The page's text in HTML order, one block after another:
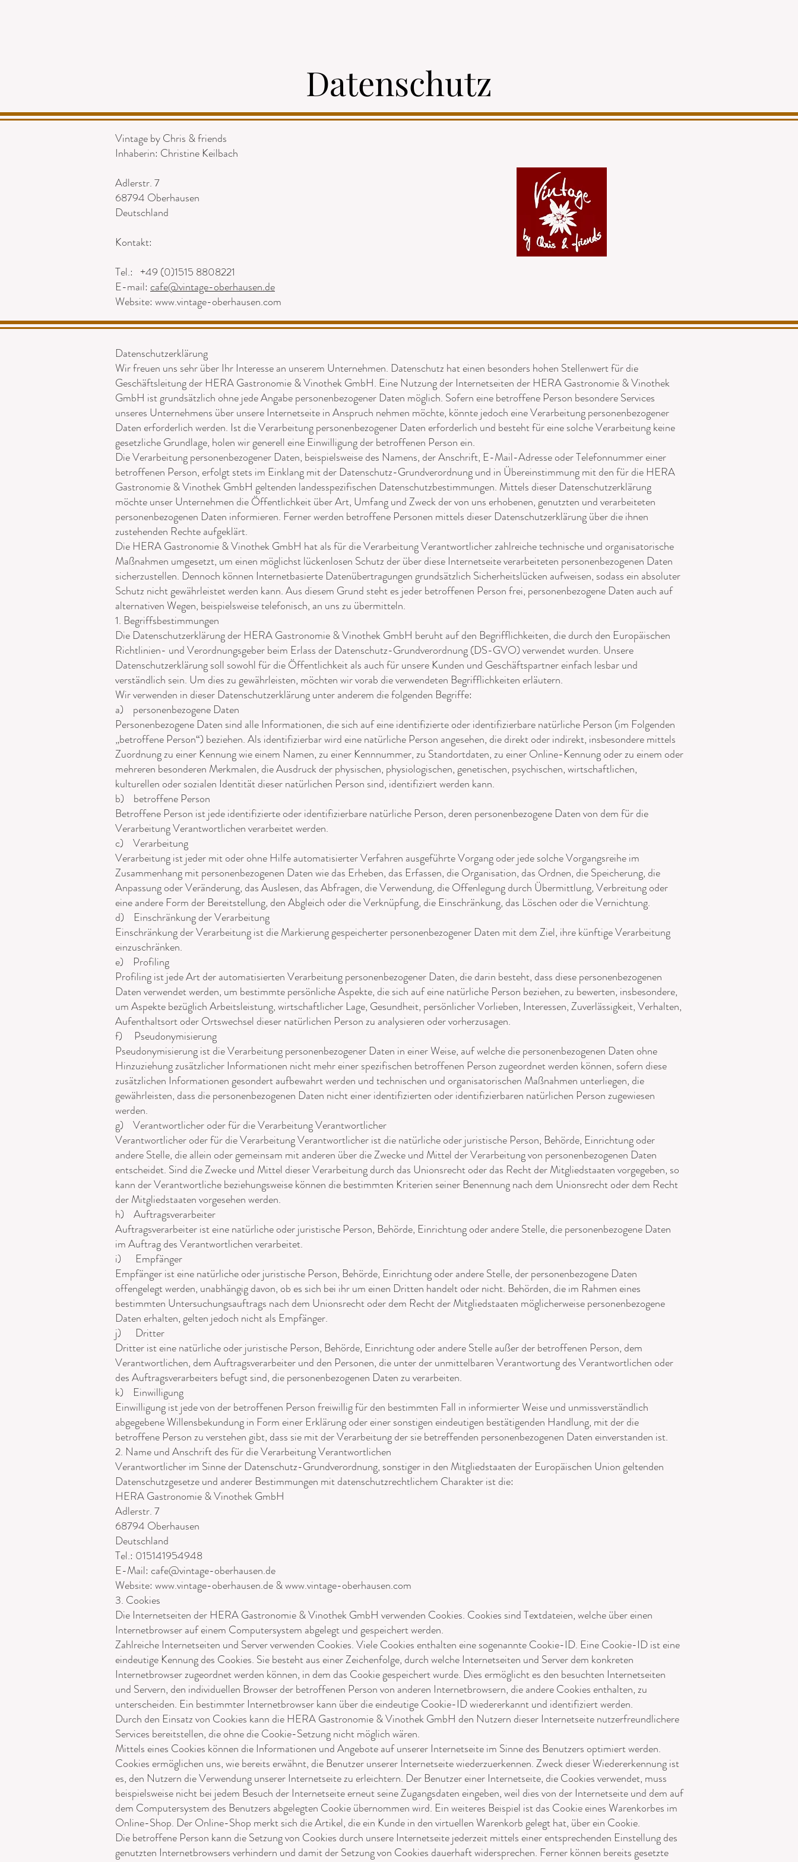
Datenschutz
Vintage by Chris & friends
Inhaberin: Christine Keilbach
Adlerstr. 7
68794 Oberhausen
Deutschland
Kontakt:
Tel.: +49 (0)1515 8808221
E-mail: cafe@vintage-oberhausen.de
Website: www.vintage-oberhausen.com
Datenschutzerklärung
Wir freuen uns sehr über Ihr Interesse an unserem Unternehmen. Datenschutz hat einen besonders hohen Stellenwert für die
Geschäftsleitung der HERA Gastronomie & Vinothek GmbH. Eine Nutzung der Internetseiten der HERA Gastronomie & Vinothek
GmbH ist grundsätzlich ohne jede Angabe personenbezogener Daten möglich. Sofern eine betroffene Person besondere Services
unseres Unternehmens über unsere Internetseite in Anspruch nehmen möchte, könnte jedoch eine Verarbeitung personenbezogener
Daten erforderlich werden. Ist die Verarbeitung personenbezogener Daten erforderlich und besteht für eine solche Verarbeitung keine
gesetzliche Grundlage, holen wir generell eine Einwilligung der betroffenen Person ein.
Die Verarbeitung personenbezogener Daten, beispielsweise des Namens, der Anschrift, E-Mail-Adresse oder Telefonnummer einer
betroffenen Person, erfolgt stets im Einklang mit der Datenschutz-Grundverordnung und in Übereinstimmung mit den für die HERA
Gastronomie & Vinothek GmbH geltenden landesspezifischen Datenschutzbestimmungen. Mittels dieser Datenschutzerklärung
möchte unser Unternehmen die Öffentlichkeit über Art, Umfang und Zweck der von uns erhobenen, genutzten und verarbeiteten
personenbezogenen Daten informieren. Ferner werden betroffene Personen mittels dieser Datenschutzerklärung über die ihnen
zustehenden Rechte aufgeklärt.
Die HERA Gastronomie & Vinothek GmbH hat als für die Verarbeitung Verantwortlicher zahlreiche technische und organisatorische
Maßnahmen umgesetzt, um einen möglichst lückenlosen Schutz der über diese Internetseite verarbeiteten personenbezogenen Daten
sicherzustellen. Dennoch können Internetbasierte Datenübertragungen grundsätzlich Sicherheitslücken aufweisen, sodass ein absoluter
Schutz nicht gewährleistet werden kann. Aus diesem Grund steht es jeder betroffenen Person frei, personenbezogene Daten auch auf
alternativen Wegen, beispielsweise telefonisch, an uns zu übermitteln.
1. Begriffsbestimmungen
Die Datenschutzerklärung der HERA Gastronomie & Vinothek GmbH beruht auf den Begrifflichkeiten, die durch den Europäischen
Richtlinien- und Verordnungsgeber beim Erlass der Datenschutz-Grundverordnung (DS-GVO) verwendet wurden. Unsere
Datenschutzerklärung soll sowohl für die Öffentlichkeit als auch für unsere Kunden und Geschäftspartner einfach lesbar und
verständlich sein. Um dies zu gewährleisten, möchten wir vorab die verwendeten Begrifflichkeiten erläutern.
Wir verwenden in dieser Datenschutzerklärung unter anderem die folgenden Begriffe:
a) personenbezogene Daten
Personenbezogene Daten sind alle Informationen, die sich auf eine identifizierte oder identifizierbare natürliche Person (im Folgenden
„betroffene Person“) beziehen. Als identifizierbar wird eine natürliche Person angesehen, die direkt oder indirekt, insbesondere mittels
Zuordnung zu einer Kennung wie einem Namen, zu einer Kennnummer, zu Standortdaten, zu einer Online-Kennung oder zu einem oder
mehreren besonderen Merkmalen, die Ausdruck der physischen, physiologischen, genetischen, psychischen, wirtschaftlichen,
kulturellen oder sozialen Identität dieser natürlichen Person sind, identifiziert werden kann.
b) betroffene Person
Betroffene Person ist jede identifizierte oder identifizierbare natürliche Person, deren personenbezogene Daten von dem für die
Verarbeitung Verantwortlichen verarbeitet werden.
c) Verarbeitung
Verarbeitung ist jeder mit oder ohne Hilfe automatisierter Verfahren ausgeführte Vorgang oder jede solche Vorgangsreihe im
Zusammenhang mit personenbezogenen Daten wie das Erheben, das Erfassen, die Organisation, das Ordnen, die Speicherung, die
Anpassung oder Veränderung, das Auslesen, das Abfragen, die Verwendung, die Offenlegung durch Übermittlung, Verbreitung oder
eine andere Form der Bereitstellung, den Abgleich oder die Verknüpfung, die Einschränkung, das Löschen oder die Vernichtung.
d) Einschränkung der Verarbeitung
Einschränkung der Verarbeitung ist die Markierung gespeicherter personenbezogener Daten mit dem Ziel, ihre künftige Verarbeitung
einzuschränken.
e) Profiling
Profiling ist jede Art der automatisierten Verarbeitung personenbezogener Daten, die darin besteht, dass diese personenbezogenen
Daten verwendet werden, um bestimmte persönliche Aspekte, die sich auf eine natürliche Person beziehen, zu bewerten, insbesondere,
um Aspekte bezüglich Arbeitsleistung, wirtschaftlicher Lage, Gesundheit, persönlicher Vorlieben, Interessen, Zuverlässigkeit, Verhalten,
Aufenthaltsort oder Ortswechsel dieser natürlichen Person zu analysieren oder vorherzusagen.
f) Pseudonymisierung
Pseudonymisierung ist die Verarbeitung personenbezogener Daten in einer Weise, auf welche die personenbezogenen Daten ohne
Hinzuziehung zusätzlicher Informationen nicht mehr einer spezifischen betroffenen Person zugeordnet werden können, sofern diese
zusätzlichen Informationen gesondert aufbewahrt werden und technischen und organisatorischen Maßnahmen unterliegen, die
gewährleisten, dass die personenbezogenen Daten nicht einer identifizierten oder identifizierbaren natürlichen Person zugewiesen
werden.
g) Verantwortlicher oder für die Verarbeitung Verantwortlicher
Verantwortlicher oder für die Verarbeitung Verantwortlicher ist die natürliche oder juristische Person, Behörde, Einrichtung oder
andere Stelle, die allein oder gemeinsam mit anderen über die Zwecke und Mittel der Verarbeitung von personenbezogenen Daten
entscheidet. Sind die Zwecke und Mittel dieser Verarbeitung durch das Unionsrecht oder das Recht der Mitgliedstaaten vorgegeben, so
kann der Verantwortliche beziehungsweise können die bestimmten Kriterien seiner Benennung nach dem Unionsrecht oder dem Recht
der Mitgliedstaaten vorgesehen werden.
h) Auftragsverarbeiter
Auftragsverarbeiter ist eine natürliche oder juristische Person, Behörde, Einrichtung oder andere Stelle, die personenbezogene Daten
im Auftrag des Verantwortlichen verarbeitet.
i) Empfänger
Empfänger ist eine natürliche oder juristische Person, Behörde, Einrichtung oder andere Stelle, der personenbezogene Daten
offengelegt werden, unabhängig davon, ob es sich bei ihr um einen Dritten handelt oder nicht. Behörden, die im Rahmen eines
bestimmten Untersuchungsauftrags nach dem Unionsrecht oder dem Recht der Mitgliedstaaten möglicherweise personenbezogene
Daten erhalten, gelten jedoch nicht als Empfänger.
j) Dritter
Dritter ist eine natürliche oder juristische Person, Behörde, Einrichtung oder andere Stelle außer der betroffenen Person, dem
Verantwortlichen, dem Auftragsverarbeiter und den Personen, die unter der unmittelbaren Verantwortung des Verantwortlichen oder
des Auftragsverarbeiters befugt sind, die personenbezogenen Daten zu verarbeiten.
k) Einwilligung
Einwilligung ist jede von der betroffenen Person freiwillig für den bestimmten Fall in informierter Weise und unmissverständlich
abgegebene Willensbekundung in Form einer Erklärung oder einer sonstigen eindeutigen bestätigenden Handlung, mit der die
betroffene Person zu verstehen gibt, dass sie mit der Verarbeitung der sie betreffenden personenbezogenen Daten einverstanden ist.
2. Name und Anschrift des für die Verarbeitung Verantwortlichen
Verantwortlicher im Sinne der Datenschutz-Grundverordnung, sonstiger in den Mitgliedstaaten der Europäischen Union geltenden
Datenschutzgesetze und anderer Bestimmungen mit datenschutzrechtlichem Charakter ist die:
HERA Gastronomie & Vinothek GmbH
Adlerstr. 7
68794 Oberhausen
Deutschland
Tel.: 015141954948
E-Mail: cafe@vintage-oberhausen.de
Website: www.vintage-oberhausen.de & www.vintage-oberhausen.com
3. Cookies
Die Internetseiten der HERA Gastronomie & Vinothek GmbH verwenden Cookies. Cookies sind Textdateien, welche über einen
Internetbrowser auf einem Computersystem abgelegt und gespeichert werden.
Zahlreiche Internetseiten und Server verwenden Cookies. Viele Cookies enthalten eine sogenannte Cookie-ID. Eine Cookie-ID ist eine
eindeutige Kennung des Cookies. Sie besteht aus einer Zeichenfolge, durch welche Internetseiten und Server dem konkreten
Internetbrowser zugeordnet werden können, in dem das Cookie gespeichert wurde. Dies ermöglicht es den besuchten Internetseiten
und Servern, den individuellen Browser der betroffenen Person von anderen Internetbrowsern, die andere Cookies enthalten, zu
unterscheiden. Ein bestimmter Internetbrowser kann über die eindeutige Cookie-ID wiedererkannt und identifiziert werden.
Durch den Einsatz von Cookies kann die HERA Gastronomie & Vinothek GmbH den Nutzern dieser Internetseite nutzerfreundlichere
Services bereitstellen, die ohne die Cookie-Setzung nicht möglich wären.
Mittels eines Cookies können die Informationen und Angebote auf unserer Internetseite im Sinne des Benutzers optimiert werden.
Cookies ermöglichen uns, wie bereits erwähnt, die Benutzer unserer Internetseite wiederzuerkennen. Zweck dieser Wiedererkennung ist
es, den Nutzern die Verwendung unserer Internetseite zu erleichtern. Der Benutzer einer Internetseite, die Cookies verwendet, muss
beispielsweise nicht bei jedem Besuch der Internetseite erneut seine Zugangsdaten eingeben, weil dies von der Internetseite und dem auf
dem Computersystem des Benutzers abgelegten Cookie übernommen wird. Ein weiteres Beispiel ist das Cookie eines Warenkorbes im
Online-Shop. Der Online-Shop merkt sich die Artikel, die ein Kunde in den virtuellen Warenkorb gelegt hat, über ein Cookie.
Die betroffene Person kann die Setzung von Cookies durch unsere Internetseite jederzeit mittels einer entsprechenden Einstellung des
genutzten Internetbrowsers verhindern und damit der Setzung von Cookies dauerhaft widersprechen. Ferner können bereits gesetzte